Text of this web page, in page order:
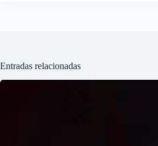
Entradas relacionadas